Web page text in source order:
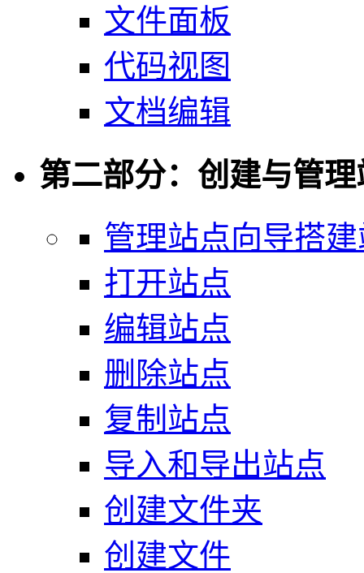
文件面板
代码视图
文档编辑
第二部分：创建与管理
管理站点向导搭
打开站点
编辑站点
删除站点
复制站点
导入和导出站点
创建文件夹
创建文件